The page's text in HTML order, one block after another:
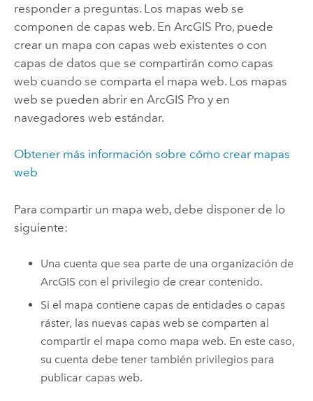
responder a preguntas. Los mapas web se
componen de capas web. En ArcGIS Pro, puede
crear un mapa con capas web existentes o con
capas de datos que se compartirán como capas
web cuando se comparta el mapa web. Los mapas
web se pueden abrir en ArcGIS Proy en
navegadores web estándar.
Obtener más información sobre cómo crear mapas
web
Para compartir un mapa web, debe disponer de lo
siguiente:
Una cuenta que sea parte de una organización de
ArcGIS con el privilegio de crear contenido.
Si el mapa contiene capas de entidades o capas
ráster, las nuevas capas web se comparten al
compartir el mapa como mapa web. En este caso,
su cuenta debe tener también privilegios para
publicar capas web.